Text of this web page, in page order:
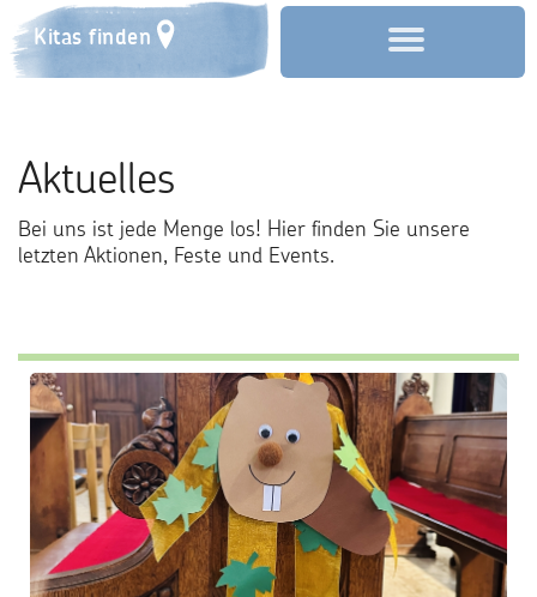
Kitas finden
Aktuelles
Familienzentrum
Förderverein
Kontakt
Aktuelles
Bei uns ist jede Menge los! Hier finden Sie unsere
letzten Aktionen, Feste und Events.